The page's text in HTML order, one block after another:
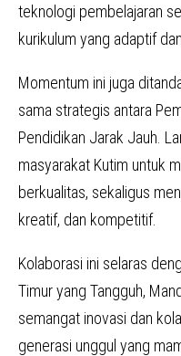
teknologi pembelajaran
kurikulum yang adaptif
Momentum ini juga
sama strategis antara
Pendidikan Jarak Jauh.
masyarakat Kutim untuk
berkualitas, sekaligus
kreatif, dan kompetitif.
Kolaborasi ini selaras
Timur yang Tangguh,
semangat inovasi dan
generasi unggul yang